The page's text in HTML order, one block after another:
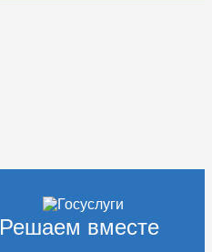
Решаем вместе